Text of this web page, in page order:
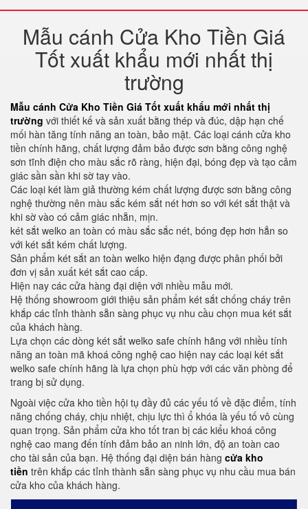
Mẫu cánh Cửa Kho Tiền Giá
Tốt xuất khẩu mới nhất thị
trường
Mẫu cánh Cửa Kho Tiền Giá Tốt xuất khẩu mới nhất thị
trường với thiết kế và sản xuất bằng thép và đúc, dập hạn chế
mối hàn tăng tính năng an toàn, bảo mật. Các loại cánh cửa kho
tiền chính hãng, chất lượng đảm bảo được sơn bằng công nghệ
sơn tĩnh điện cho màu sắc rõ ràng, hiện đại, bóng đẹp và tạo cảm
giác sần sần khi sờ tay vào.
Các loại két làm giả thường kém chất lượng được sơn bằng công
nghệ thường nên màu sắc kém sắt nét hơn so với két sắt thật và
khi sờ vào có cảm giác nhẵn, mịn.
két sắt welko an toàn có màu sắc sắc nét, bóng đẹp hơn hẳn so
với két sắt kém chất lượng.
Sản phẩm két sắt an toàn welko hiện đạng được phân phối bởi
đơn vị sản xuất két sắt cao cấp.
Hiện nay các cửa hàng đại diện với nhiều mẫu mới.
Hệ thống showroom giới thiệu sản phẩm két sắt chống cháy trên
khắp các tỉnh thành sẵn sàng phục vụ nhu cầu chọn mua két sắt
của khách hàng.
Lựa chọn các dòng két sắt welko safe chính hãng với nhiều tính
năng an toàn mã khoá công nghệ cao hiện nay các loại két sắt
welko safe chính hãng là lựa chọn phù hợp với các văn phòng để
trang bị sử dụng.
Ngoài việc cửa kho tiền hội tụ đầy đủ các yếu tố về đặc điểm, tính
năng chống cháy, chịu nhiệt, chịu lực thì ổ khóa là yếu tố vô cùng
quan trọng. Sản phẩm cửa kho tốt tran bị các kiểu khoá công
nghệ cao mang đến tính đảm bảo an ninh lớn, độ an toàn cao
cho tài sản của bạn. Hệ thống đại diện bán hàng cửa kho
tiền trên khắp các tỉnh thành sẵn sàng phục vụ nhu cầu mua bán
cửa kho của khách hàng.